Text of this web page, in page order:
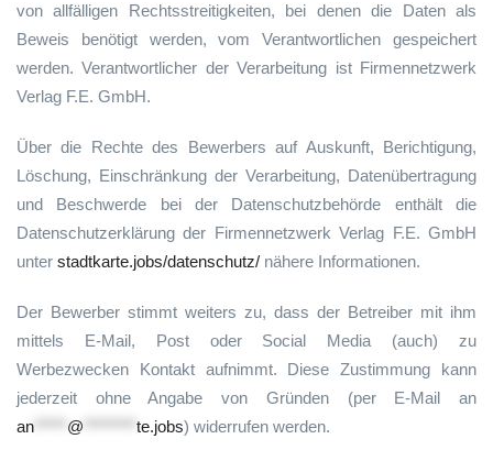
von allfälligen Rechtsstreitigkeiten, bei denen die Daten als
Beweis benötigt werden, vom Verantwortlichen gespeichert
werden. Verantwortlicher der Verarbeitung ist Firmennetzwerk
Verlag F.E. GmbH.
Über die Rechte des Bewerbers auf Auskunft, Berichtigung,
Löschung, Einschränkung der Verarbeitung, Datenübertragung
und Beschwerde bei der Datenschutzbehörde enthält die
Datenschutzerklärung der Firmennetzwerk Verlag F.E. GmbH
unter stadtkarte.jobs/datenschutz/ nähere Informationen.
Der Bewerber stimmt weiters zu, dass der Betreiber mit ihm
mittels E-Mail, Post oder Social Media (auch) zu
Werbezwecken Kontakt aufnimmt. Diese Zustimmung kann
jederzeit ohne Angabe von Gründen (per E-Mail an
an
@ te.jobs) widerrufen werden.